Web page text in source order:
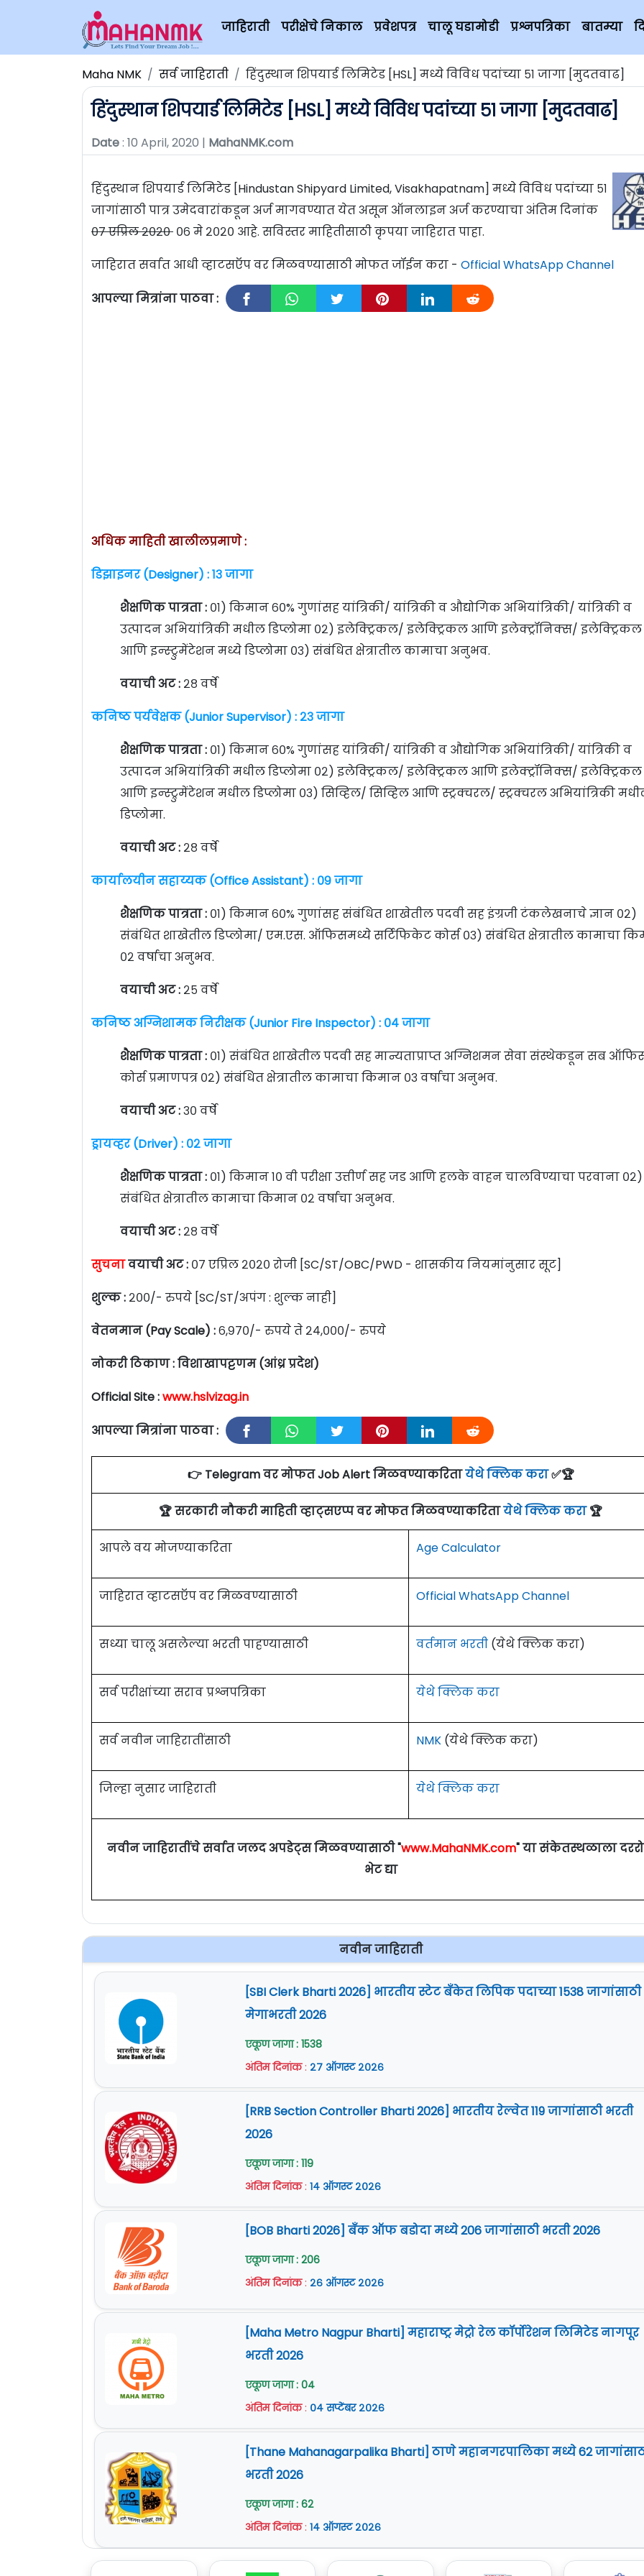
जाहिराती परीक्षेचे निकाल प्रवेशपत्र चालू घडामोडी प्रश्नपत्रिका बातम्या
Maha NMK सर्व जाहिराती हिंदुस्थान शिपयार्ड लिमिटेड [HSL] मध्ये विविध पदांच्या ५१ जागा [मुदतवाढ]
हिंदुस्थान शिपयार्ड लिमिटेड [HSL] मध्ये विविध पदांच्या ५१ जागा [मुदतवाढ]
Date: 10 April, 2020 | MahaNMK.com
हिंदुस्थान शिपयार्ड लिमिटेड [Hindustan Shipyard Limited, Visakhapatnam] मध्ये विविध पदांच्या ५१
जागांसाठी पात्र उमेदवारांकडून अर्ज मागवण्यात येत असून ऑनलाइन अर्ज करण्याचा अंतिम दिनांक
०७ एप्रिल २०२० ०६ मे २०२० आहे. सविस्तर माहितीसाठी कृपया जाहिरात पाहा.
जाहिरात सर्वात आधी व्हाटसऍप वर मिळवण्यासाठी मोफत जॉईन करा - Official WhatsApp Channel
आपल्या मित्रांना पाठवा :
अधिक माहिती खालीलप्रमाणे :
डिझाइनर (Designer) : १३ जागा
शैक्षणिक पात्रता : ०१) किमान ६०% गुणांसह यांत्रिकी/ यांत्रिकी व औद्योगिक अभियांत्रिकी/ यांत्रिकी व
उत्पादन अभियांत्रिकी मधील डिप्लोमा ०२) इलेक्ट्रिकल/ इलेक्ट्रिकल आणि इलेक्ट्रॉनिक्स/ इलेक्ट्रिकल
आणि इन्स्ट्रुमेंटेशन मध्ये डिप्लोमा ०३) संबंधित क्षेत्रातील कामाचा अनुभव.
वयाची अट : २८ वर्षे
कनिष्ठ पर्यवेक्षक (Junior Supervisor) : २३ जागा
शैक्षणिक पात्रता : ०१) किमान ६०% गुणांसह यांत्रिकी/ यांत्रिकी व औद्योगिक अभियांत्रिकी/ यांत्रिकी व
उत्पादन अभियांत्रिकी मधील डिप्लोमा ०२) इलेक्ट्रिकल/ इलेक्ट्रिकल आणि इलेक्ट्रॉनिक्स/ इलेक्ट्रिकल
आणि इन्स्ट्रुमेंटेशन मधील डिप्लोमा ०३) सिव्हिल/ सिव्हिल आणि स्ट्रक्चरल/ स्ट्रक्चरल अभियांत्रिकी
डिप्लोमा.
वयाची अट : २८ वर्षे
कार्यालयीन सहाय्यक (Office Assistant) : ०९ जागा
शैक्षणिक पात्रता : ०१) किमान ६०% गुणांसह संबंधित शाखेतील पदवी सह इंग्रजी टंकलेखनाचे ज्ञान ०२)
संबंधित शाखेतील डिप्लोमा/ एम.एस. ऑफिसमध्ये सर्टिफिकेट कोर्स ०३) संबंधित क्षेत्रातील कामाचा
०२ वर्षाचा अनुभव.
वयाची अट : २५ वर्षे
कनिष्ठ अग्निशामक निरीक्षक (Junior Fire Inspector) : ०४ जागा
शैक्षणिक पात्रता : ०१) संबंधित शाखेतील पदवी सह मान्यताप्राप्त अग्निशमन सेवा संस्थेकडून सब
कोर्स प्रमाणपत्र ०२) संबंधित क्षेत्रातील कामाचा किमान ०३ वर्षाचा अनुभव.
वयाची अट :३० वर्षे
ड्रायव्हर (Driver) : ०२ जागा
शैक्षणिक पात्रता : ०१) किमान १० वी परीक्षा उत्तीर्ण सह जड आणि हलके वाहन चालविण्याचा परवाना ०२)
संबंधित क्षेत्रातील कामाचा किमान ०२ वर्षाचा अनुभव.
वयाची अट : २८ वर्षे
सुचनावयाची अट : ०७ एप्रिल २०२० रोजी [SC/ST/OBC/PWD - शासकीय नियमांनुसार सूट]
शुल्क : २००/- रुपये [SC/ST/अपंग : शुल्क नाही]
वेतनमान (Pay Scale) :६,९७०/- रुपये ते २४,०००/- रुपये
नोकरी ठिकाण :विशाखापट्टणम (आंध्र प्रदेश)
Official Site :www.hslvizag.in
आपल्या मित्रांना पाठवा :
👉 Telegram वर मोफत Job Alert मिळवण्याकरितायेथे क्लिक करा✅🏆
🏆 सरकारी नौकरी माहिती व्हाट्सएप्प वर मोफत मिळवण्याकरितायेथे क्लिक करा🏆
आपले वय मोजण्याकरिता Age Calculator
जाहिरात व्हाटसऍप वर मिळवण्यासाठी Official WhatsApp Channel
सध्या चालू असलेल्या भरती पाहण्यासाठी वर्तमान भरती (येथे क्लिक करा)
सर्व परीक्षांच्या सराव प्रश्नपत्रिका येथे क्लिक करा
सर्व नवीन जाहिरातींसाठी NMK (येथे क्लिक करा)
जिल्हा नुसार जाहिराती येथे क्लिक करा
नवीन जाहिरातींचे सर्वात जलद अपडेट्स मिळवण्यासाठी "www.MahaNMK.com" या संकेतस्थळाला
भेट द्या
नवीन जाहिराती
[SBI Clerk Bharti 2026] भारतीय स्टेट बँकेत लिपिक पदाच्या 1538 जागांसाठी
मेगाभरती 2026
एकूण जागा : 1538
अंतिम दिनांक: २७ ऑगस्ट २०२६
[RRB Section Controller Bharti 2026] भारतीय रेल्वेत 119 जागांसाठी भरती
2026
एकूण जागा : 119
अंतिम दिनांक: १४ ऑगस्ट २०२६
[BOB Bharti 2026] बँक ऑफ बडोदा मध्ये 206 जागांसाठी भरती 2026
एकूण जागा : 206
अंतिम दिनांक: २६ ऑगस्ट २०२६
[Maha Metro Nagpur Bharti] महाराष्ट्र मेट्रो रेल कॉर्पोरेशन लिमिटेड नागपूर
भरती 2026
एकूण जागा : 04
अंतिम दिनांक: ०४ सप्टेंबर २०२६
[Thane Mahanagarpalika Bharti] ठाणे महानगरपालिका मध्ये 62
भरती 2026
एकूण जागा : 62
अंतिम दिनांक: १४ ऑगस्ट २०२६